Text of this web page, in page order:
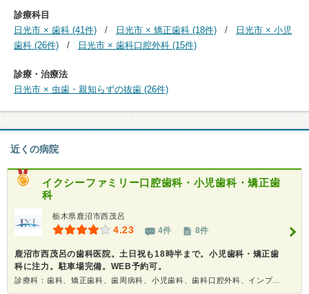
診療科目
日光市 × 歯科 (41件)
日光市 × 矯正歯科 (18件)
日光市 × 小児
歯科 (26件)
日光市 × 歯科口腔外科 (15件)
診療・治療法
日光市 × 虫歯・親知らずの抜歯 (26件)
近くの病院
イクシーファミリー口腔歯科・小児歯科・矯正歯
科
栃木県鹿沼市西茂呂
4.23 4件 8件
鹿沼市西茂呂の歯科医院。土日祝も18時半まで。小児歯科・矯正歯
科に注力。駐車場完備。WEB予約可。
診療科：歯科、矯正歯科、歯周病科、小児歯科、歯科口腔外科、インプラント、ホワイトニング